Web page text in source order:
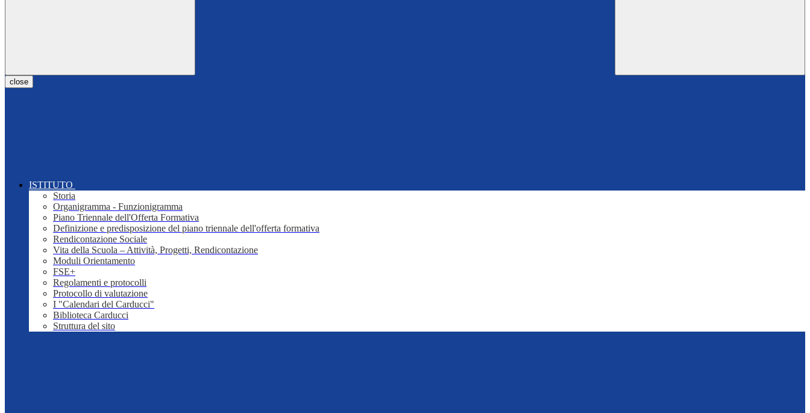
close
ISTITUTO
Storia
Organigramma - Funzionigramma
Piano Triennale dell'Offerta Formativa
Definizione e predisposizione del piano triennale dell'offerta formativa
Rendicontazione Sociale
Vita della Scuola – Attività, Progetti, Rendicontazione
Moduli Orientamento
FSE+
Regolamenti e protocolli
Protocollo di valutazione
I "Calendari del Carducci"
Biblioteca Carducci
Struttura del sito